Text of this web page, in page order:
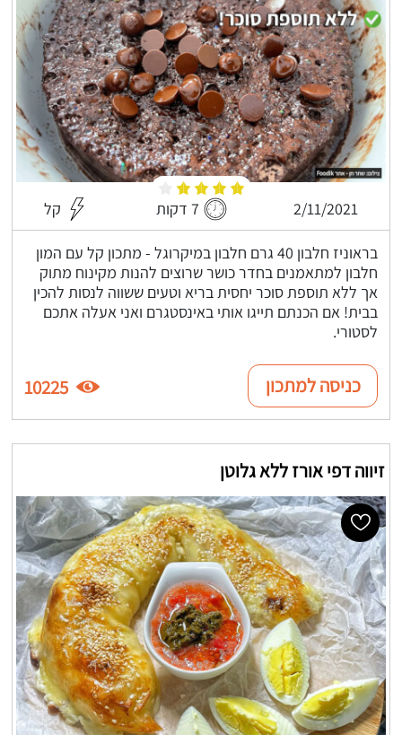
2/11/2021 7 דקות קל
בראוניז חלבון 40 גרם חלבון במיקרוגל - מתכון קל עם המון
חלבון למתאמנים בחדר כושר שרוצים להנות מקינוח מתוק
אך ללא תוספת סוכר יחסית בריא וטעים ששווה לנסות להכין
בבית! אם הכנתם תייגו אותי באינסטגרם ואני אעלה אתכם
לסטורי.
כניסה למתכון 10225
זיווה דפי אורז ללא גלוטן